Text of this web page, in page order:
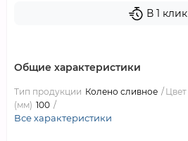
В 1 клик
Общие характеристики
Тип продукции Колено сливное Цвет
(мм) 100
Все характеристики